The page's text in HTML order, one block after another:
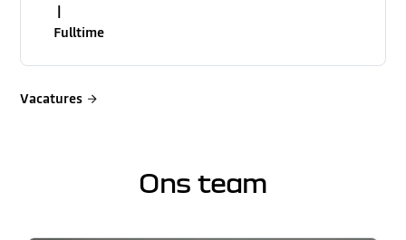
|
Fulltime
Vacatures
Ons team